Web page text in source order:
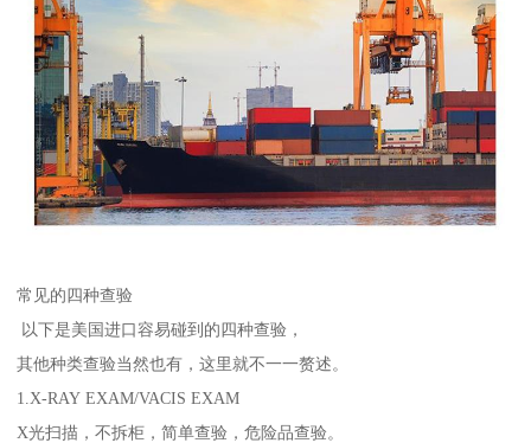
常见的四种查验
以下是美国进口容易碰到的四种查验，
其他种类查验当然也有，这里就不一一赘述。
1.X-RAY EXAM/VACIS EXAM
X光扫描，不拆柜，简单查验，危险品查验。